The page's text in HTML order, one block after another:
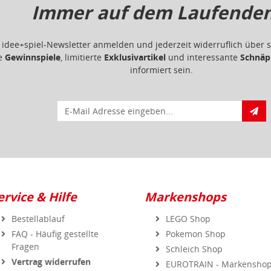
Gewinnspiele, limitierteExklusivartikelund interessante
informiert sein.
& Hilfe
FAQ - Häufig gestellte
Fragen
Vertrag widerrufen
Markenshops
Pokemon Shop
Schleich Shop
EUROTRAIN -